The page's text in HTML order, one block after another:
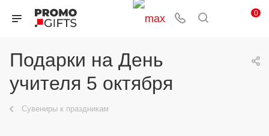
0
Подарки на День
учителя 5 октября
Сувениры к праздникам